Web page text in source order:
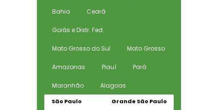
Bahia Ceará
Goiás e Distr. Fed.
Mato Grosso do Sul Mato Grosso
Amazonas Piauí Pará
Maranhão Alagoas
São Paulo
Grande São Paulo